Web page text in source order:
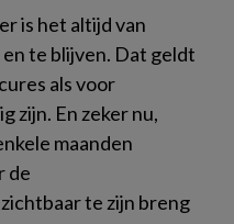
is het altijd van
te blijven. Dat geldt
als voor
zijn. En zeker nu,
maanden
de
te zijn breng